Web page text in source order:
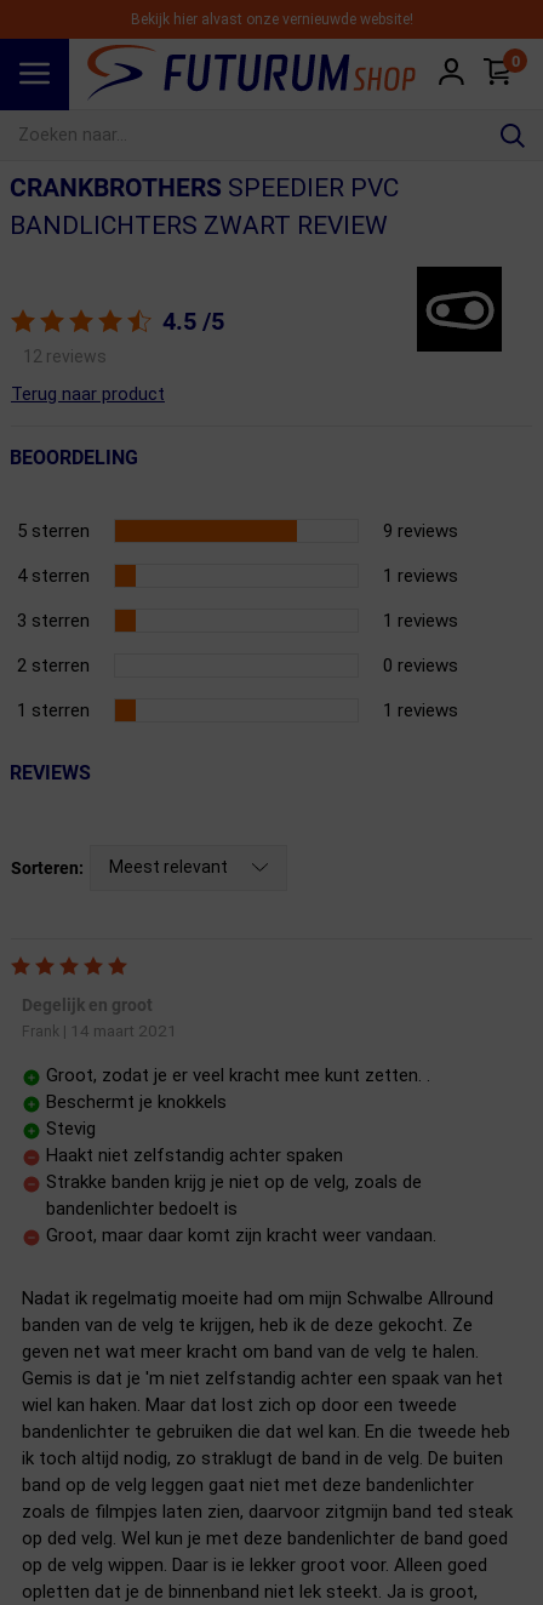
Bekijk hier alvast onze vernieuwde website!
0
CRANKBROTHERS SPEEDIER PVC
BANDLICHTERS ZWART REVIEW
4.5 /5
12 reviews
Terug naar product
BEOORDELING
5 sterren 9 reviews
4 sterren 1 reviews
3 sterren 1 reviews
2 sterren 0 reviews
1 sterren 1 reviews
REVIEWS
Sorteren: Meest relevant
Degelijk en groot
Frank| 14 maart 2021
Groot, zodat je er veel kracht mee kunt zetten. .
Beschermt je knokkels
Stevig
Haakt niet zelfstandig achter spaken
Strakke banden krijg je niet op de velg, zoals de
bandenlichter bedoelt is
Groot, maar daar komt zijn kracht weer vandaan.
Nadat ik regelmatig moeite had om mijn Schwalbe Allround
banden van de velg te krijgen, heb ik de deze gekocht. Ze
geven net wat meer kracht om band van de velg te halen.
Gemis is dat je 'm niet zelfstandig achter een spaak van het
wiel kan haken. Maar dat lost zich op door een tweede
bandenlichter te gebruiken die dat wel kan. En die tweede heb
ik toch altijd nodig, zo straklugt de band in de velg. De buiten
band op de velg leggen gaat niet met deze bandenlichter
zoals de filmpjes laten zien, daarvoor zitgmijn band ted steak
op ded velg. Wel kun je met deze bandenlichter de band goed
op de velg wippen. Daar is ie lekker groot voor. Alleen goed
opletten dat je de binnenband niet lek steekt. Ja is groot,